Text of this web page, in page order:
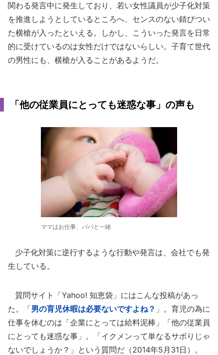
関わる発言中に発生しており、若い女性議員が少子化対策
を推進しようとしているところへ、センスのない錆びつい
た横槍が入ったといえる。しかし、こういった発言を日常
的に受けているのは女性だけではないらしい。子育て世代
の男性にも、横槍が入ることがあるようだ。
「他の従業員にとっても迷惑な事」の声も
ママはお仕事、パパと一緒
少子化対策に逆行するような行動や発言は、会社でも発
生している。
質問サイト「Yahoo! 知恵袋」にはこんな投稿があっ
た。「男の育児休暇は必要ないですよね？ 」。育児の為に
仕事を休むのは「企業にとっては給料泥棒」「他の従業員
にとっても迷惑な事」。「イクメンって単なるサボりじゃ
ないでしょうか？」という質問だ（2014年5月31日）。